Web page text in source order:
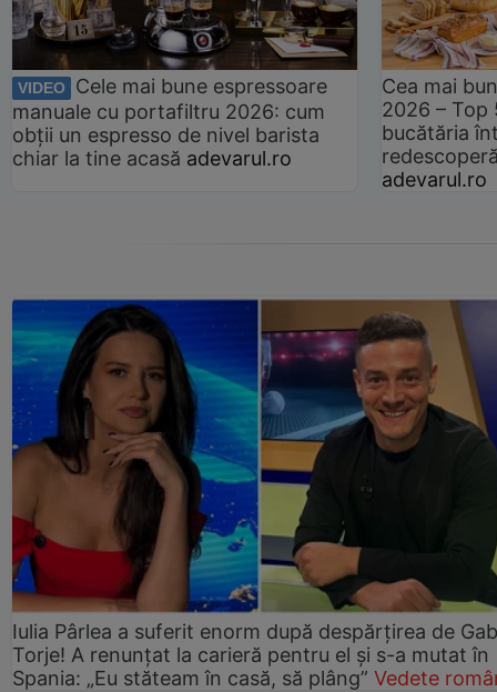
VIDEO
Cele mai bune espressoare
manuale cu portafiltru 2026: cum
obții un espresso de nivel barista
chiar la tine acasă adevarul.ro
Cea mai
2026 –
bucătăria
adevarul.ro
Iulia Pârlea a suferit enorm după despărțirea de
Torje! A renunțat la carieră pentru el și s-a mutat în
Spania: „Eu stăteam în casă, să plâng” Vedete